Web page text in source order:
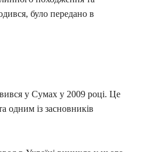
було передано в
у Сумах у 2009 році. Це
одним із засновників